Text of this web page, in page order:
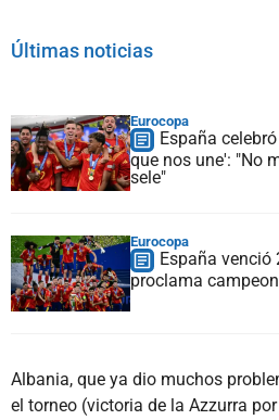
Últimas noticias
Eurocopa
España
que nos une': "No
sele"
Eurocopa
España venció
proclama
Albania, que ya dio muchos
el torneo (victoria de la Azzurra